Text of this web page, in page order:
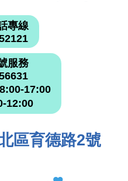
專線
服務
17:00
12:00
區育德路2號